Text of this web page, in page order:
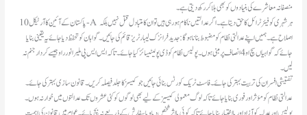
منصفانہ معاشرے کی بنیادوں کو بھی ہلا کر رکھ دیتی ہے۔
اصلاح ہے۔ہمیں اپنے عدالتی نظام کو مضبوط بنانا ہوگا:جدید فرانزک لیبارٹریز قائم کی جائیں۔گواہان کو تحفظ دیا جائے یہ یقینی بنایا
جائے کہ گواہیاں سچ او4 انصاف پر مبنی ہوں۔پولیس نظام کو ڈی پولیٹیسائز کیا جائے۔ تاکہ ایس ایس پی ملیر انور راو جیسے کردار جنم نہ
لیں۔
تفتیشی افسران کی تربیت بہتر کی جائے۔فاسٹ ٹریک کورٹس بنائی جائیں جوکیسز کا جلد فیصلہ کریں۔قانون سازی بہتر کی جائے۔
عدالتی نظام کو مؤثر اور فوری بنایا جائے تاکہ لوگ معمولی کیسیز کے لیے بھی لوگوں کو کئی عشروں تک عدالتوں میں خوار نہ ہوں۔